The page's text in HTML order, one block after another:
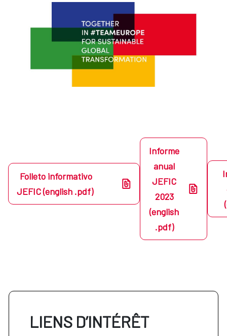
Folleto informativo
JEFIC (english .pdf)
Informe
anual
JEFIC
2023
(english
.pdf)
LIENS D’INTÉRÊT